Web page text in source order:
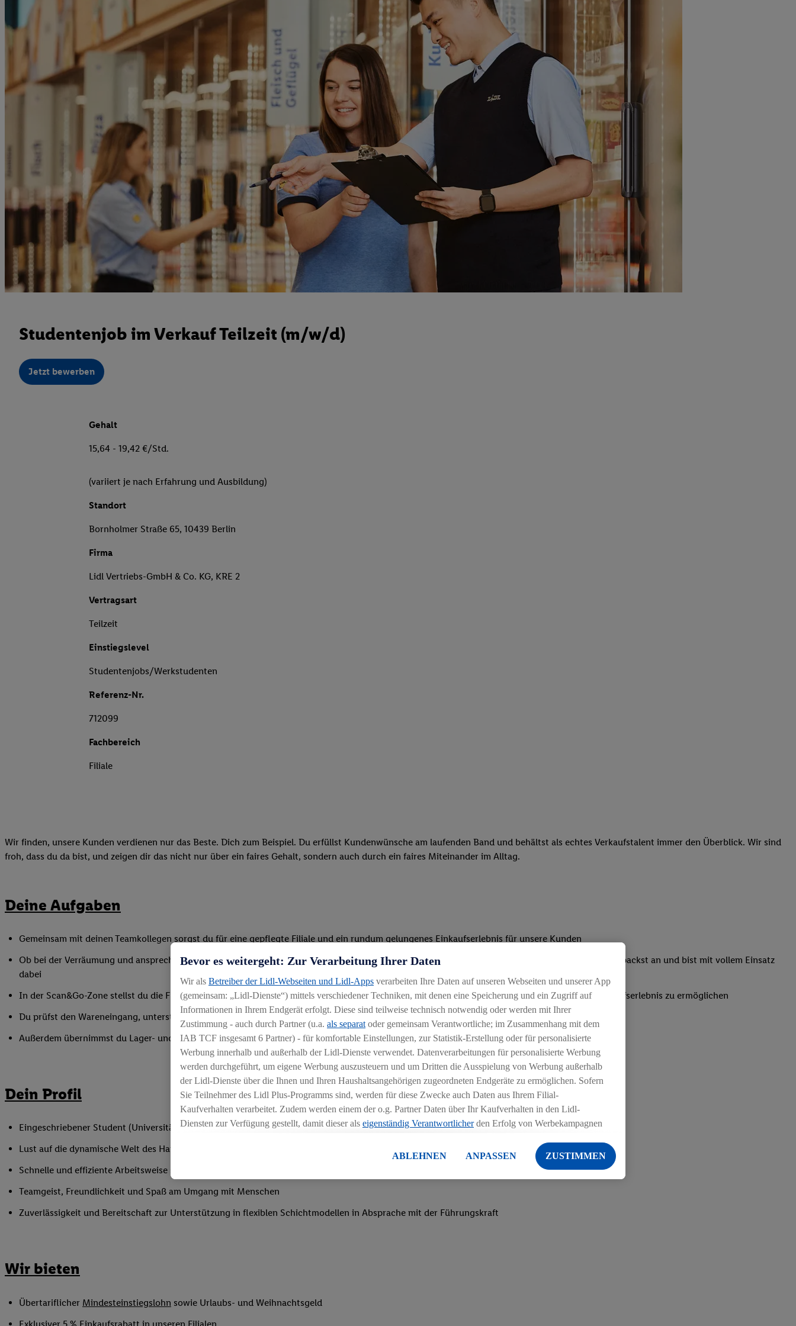
Studentenjob im Verkauf Teilzeit (m/w/d)
Jetzt bewerben
Gehalt
15,64 - 19,42 €/Std.
(variiert je nach Erfahrung und Ausbildung)
Standort
Bornholmer Straße 65, 10439 Berlin
Firma
Lidl Vertriebs-GmbH & Co. KG, KRE 2
Vertragsart
Teilzeit
Einstiegslevel
Studentenjobs/Werkstudenten
Referenz-Nr.
712099
Fachbereich
Filiale
Wir finden, unsere Kunden verdienen nur das Beste. Dich zum Beispiel. Du erfüllst Kundenwünsche am laufenden Band und behältst als echtes Verkaufstalent immer den Überblick. Wir sind
froh, dass du da bist, und zeigen dir das nicht nur über ein faires Gehalt, sondern auch durch ein faires Miteinander im Alltag.
Deine Aufgaben
Gemeinsam mit deinen Teamkollegen sorgst du für eine gepflegte Filiale und ein rundum gelungenes Einkaufserlebnis für unsere Kunden
Ob bei der Verräumung und ansprechender Präsentation der Ware, beim Backen oder beim Kassieren mit unseren modernen Kassensystemen: Du packst an und bist mit vollem Einsatz
dabei
In der Scan&Go-Zone stellst du die Funktionsfähigkeit sicher, begeisterst Kunden für das System und bietest Hilfestellung, um ein positives Einkaufserlebnis zu ermöglichen
Du prüfst den Wareneingang, unterstützt bei Inventurarbeiten und stehst unseren Kunden mit Rat und Tat zur Verfügung
Außerdem übernimmst du Lager- und Reinigungsarbeiten
Dein Profil
Eingeschriebener Student (Universität oder Hochschule)
Lust auf die dynamische Welt des Handels
Schnelle und effiziente Arbeitsweise sowie Anpassungsfähigkeit an wechselnde Aufgaben
Teamgeist, Freundlichkeit und Spaß am Umgang mit Menschen
Zuverlässigkeit und Bereitschaft zur Unterstützung in flexiblen Schichtmodellen in Absprache mit der Führungskraft
Wir bieten
Übertariflicher Mindesteinstiegslohn sowie Urlaubs- und Weihnachtsgeld
Exklusiver 5 % Einkaufsrabatt in unseren Filialen
Bevor es weitergeht: Zur Verarbeitung Ihrer Daten
Wir als Betreiber der Lidl-Webseiten und Lidl-Apps verarbeiten Ihre Daten auf unseren Webseiten und unserer App
(gemeinsam: „Lidl-Dienste“) mittels verschiedener Techniken, mit denen eine Speicherung und ein Zugriff auf
Informationen in Ihrem Endgerät erfolgt. Diese sind teilweise technisch notwendig oder werden mit Ihrer
Zustimmung - auch durch Partner (u.a. als separat oder gemeinsam Verantwortliche; im Zusammenhang mit dem
IAB TCF insgesamt 6 Partner) - für komfortable Einstellungen, zur Statistik-Erstellung oder für personalisierte
Werbung innerhalb und außerhalb der Lidl-Dienste verwendet. Datenverarbeitungen für personalisierte Werbung
werden durchgeführt, um eigene Werbung auszusteuern und um Dritten die Ausspielung von Werbung außerhalb
der Lidl-Dienste über die Ihnen und Ihren Haushaltsangehörigen zugeordneten Endgeräte zu ermöglichen. Sofern
Sie Teilnehmer des Lidl Plus-Programms sind, werden für diese Zwecke auch Daten aus Ihrem Filial-
Kaufverhalten verarbeitet. Zudem werden einem der o.g. Partner Daten über Ihr Kaufverhalten in den Lidl-
Diensten zur Verfügung gestellt, damit dieser als eigenständig Verantwortlicherden Erfolg von Werbekampagnen
Die Erstellung personalisierter Werbung basiert auf der Generierung von auch mit Daten von anderen Diensten
angereicherten Profilen. Dies umfasst die Zusammenführung von Daten (z.B. über Ihre Nutzung der Lidl-Dienste,
Ihr Kaufverhalten in den Lidl-Diensten, Informationen aus Ihrem Kundenkonto - z.B. Alter oder Geschlecht -
sowie Ihre genauen Standortdaten) auch über verschiedene Endgeräte und Lidl-Dienste hinweg einschließlich dem
Speichern von und/ oder dem Zugriff auf Informationen auf Ihren Endgeräten zur Erstellung von Zielgruppen
spezielle Online-Kennung zu erstellen (die sogenannte EUID), die wir sodann ähnlich wie die sogleich
beschriebene Utiq-Kennung verwenden können, um Sie in von Dritten betriebenen Diensten zu erkennen und
ABLEHNEN ANPASSEN ZUSTIMMEN